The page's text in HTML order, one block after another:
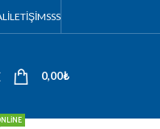
İLETIŞIMSSS
0,00₺